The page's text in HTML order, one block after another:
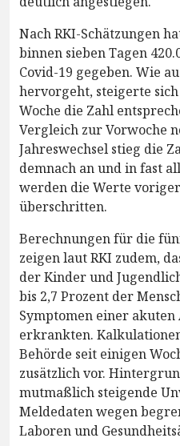
Nach RKI-Schätzungen
binnen sieben Tagen
Covid-19 gegeben. Wie
hervorgeht, steigerte
Woche die Zahl
Vergleich zur Vorwoche
Jahreswechsel stieg die
demnach an und in fast
werden die Werte
überschritten.
Berechnungen für die
zeigen laut RKI zudem,
der Kinder und
bis 2,7 Prozent der
Symptomen einer
erkrankten.
Behörde seit einigen
zusätzlich vor.
mutmaßlich steigende
Meldedaten wegen
Laboren und